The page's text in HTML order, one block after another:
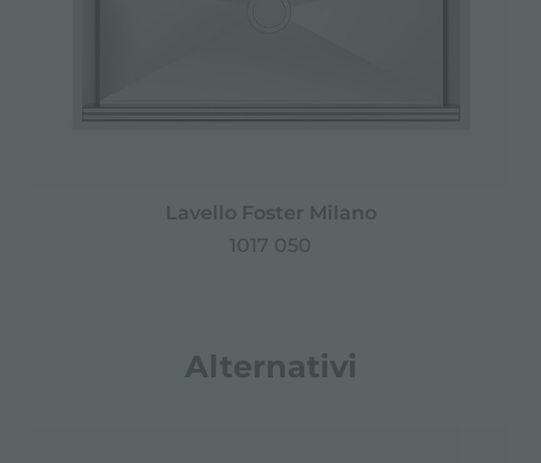
Lavello Foster Milano
1017 050
Alternativi